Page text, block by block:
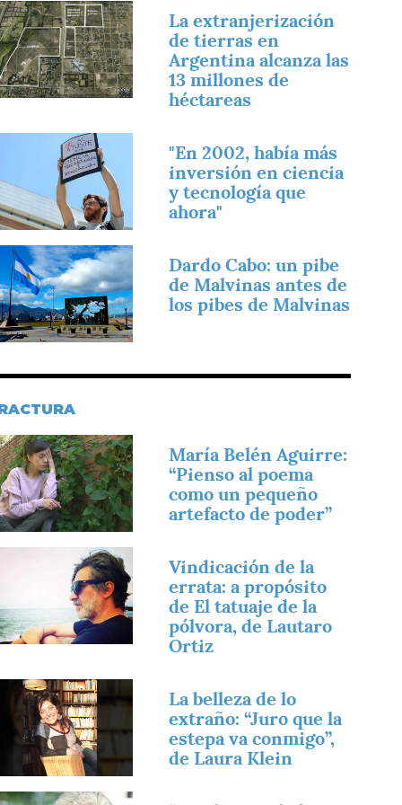
La extranjerización
de tierras en
Argentina alcanza las
13 millones de
héctareas
"En 2002, había más
inversión en ciencia
y tecnología que
ahora"
Dardo Cabo: un pibe
de Malvinas antes de
los pibes de Malvinas
María Belén Aguirre:
“Pienso al poema
como un pequeño
artefacto de poder”
Vindicación de la
errata: a propósito
de El tatuaje de la
pólvora, de Lautaro
Ortiz
La belleza de lo
extraño: “Juro que la
estepa va conmigo”,
de Laura Klein